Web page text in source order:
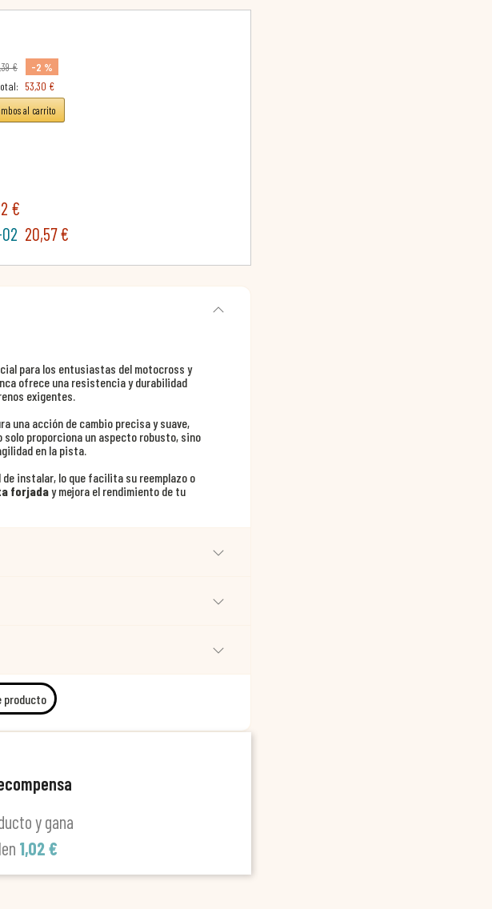
€
-2 %
53,30 €
al carrito
€
02 20,57 €
para los entusiastas del motocross y
ofrece una resistencia y durabilidad
exigentes.
una acción de cambio precisa y suave,
solo proporciona un aspecto robusto, sino
en la pista.
instalar, lo que facilita su reemplazo o
forjaday mejora el rendimiento de tu
producto
y gana
1,02 €